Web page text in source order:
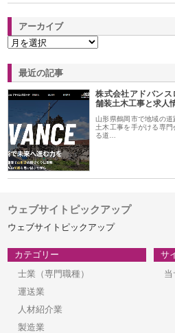
アーカイブ
最近の記事
株式会社アドバン
舗装土木工事と求人
山形県鶴岡市で地域の
土木工事を手がける専
る道…
ウェブサイトピックアップ
ウェブサイトピックアップ
カテゴリー
士業（専門職種）
運送業
人材紹介業
製造業
サ